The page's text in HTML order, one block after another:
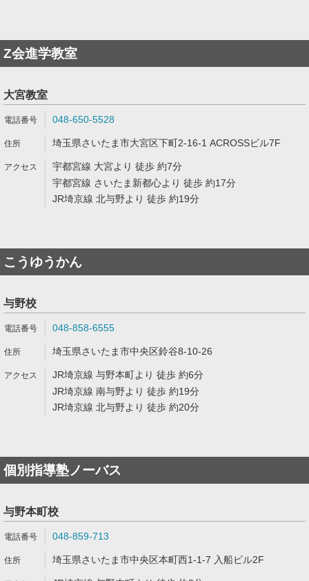
Z会進学教室
大宮教室
048-650-5528
埼玉県さいたま市大宮区下町2-16-1 ACROSSビル7F
宇都宮線 大宮より 徒歩 約7分
宇都宮線 さいたま新都心より 徒歩 約17分
JR埼京線 北与野より 徒歩 約19分
こうゆうかん
与野校
048-858-6555
埼玉県さいたま市中央区鈴谷8-10-26
JR埼京線 与野本町より 徒歩 約6分
JR埼京線 南与野より 徒歩 約19分
JR埼京線 北与野より 徒歩 約20分
個別指導塾ノーバス
与野本町校
048-859-713
埼玉県さいたま市中央区本町西1-1-7 入船ビル2F